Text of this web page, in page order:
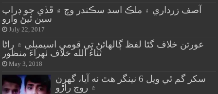
آصف زرداري ۽ ملڪ اسد سڪندر وچ ۾ ڦڏي جو ڊراپ
سين ٿيڻ وارو
July 22, 2017
عورتن خلاف گٿا لفظ ڳالهائڻ تي قومي اسيمبلي ۾ راڻا
ثناءُ الله خلاف ٺهراءَ منظور
May 3, 2018
سکر گم ٿي ويل 6 نينگر هٿ نه آيا، گهرن
۾ روڄ راڙو